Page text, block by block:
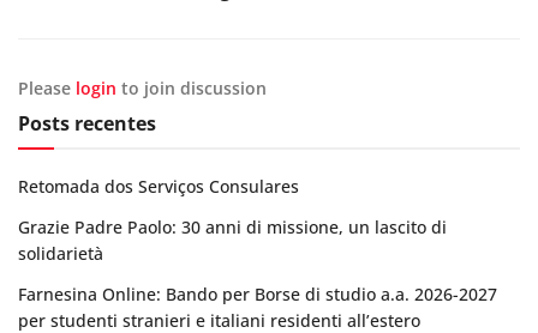
Please login to join discussion
Posts recentes
Retomada dos Serviços Consulares
Grazie Padre Paolo: 30 anni di missione, un lascito di
solidarietà
Farnesina Online: Bando per Borse di studio a.a. 2026-2027
per studenti stranieri e italiani residenti all’estero